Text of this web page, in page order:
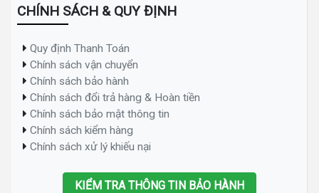
CHÍNH SÁCH & QUY ĐỊNH
Quy định Thanh Toán
Chính sách vận chuyển
Chính sách bảo hành
Chính sách đổi trả hàng & Hoàn tiền
Chính sách bảo mật thông tin
Chính sách kiểm hàng
Chính sách xử lý khiếu nại
KIỂM TRA THÔNG TIN BẢO HÀNH